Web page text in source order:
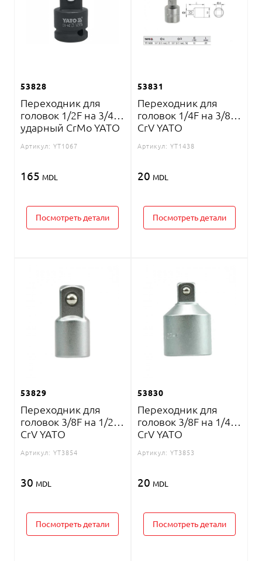
53828
Переходник для
головок 1/2F на 3/4M
ударный CrMo YATO
Артикул: YT1067
165 MDL
Посмотреть детали
53831
Переходник для
головок 1/4F на 3/8M
CrV YATO
Артикул: YT1438
20 MDL
Посмотреть детали
53829
Переходник для
головок 3/8F на 1/2M
CrV YATO
Артикул: YT3854
30 MDL
Посмотреть детали
53830
Переходник для
головок 3/8F на 1/4M
CrV YATO
Артикул: YT3853
20 MDL
Посмотреть детали